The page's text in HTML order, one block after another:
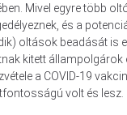
Mivel egyre több
és a
oltások beadását is
kitett állampolgárok
a COVID-19
volt és lesz.